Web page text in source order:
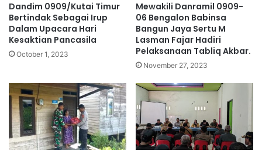
Dandim 0909/Kutai Timur
Bertindak Sebagai Irup
Dalam Upacara Hari
Kesaktian Pancasila
October 1, 2023
Mewakili Danramil 0909-
06 Bengalon Babinsa
Bangun Jaya Sertu M
Lasman Fajar Hadiri
Pelaksanaan Tabliq Akbar.
November 27, 2023